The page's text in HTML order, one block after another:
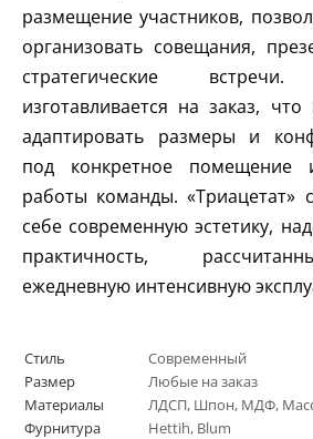
размещение участников,
организовать совещания,
стратегические
изготавливается на заказ, что
адаптировать размеры и
под конкретное помещение
работы команды. «Триацетат»
себе современную эстетику,
практичность,
ежедневную интенсивную
Стиль
Современный
Размер
Любые на заказ
Материалы
ЛДСП, Шпон, МДФ,
Фурнитура
Нettih, Вlum